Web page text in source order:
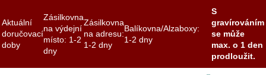
Aktuální
doručovací
doby
Zásilkovna
na výdejní
místo: 1-2
dny
Zásilkovna
na adresu:
1-2 dny
Balíkovna/Alzaboxy:
1-2 dny
S
gravírováním
se může
max. o 1 den
prodloužit.